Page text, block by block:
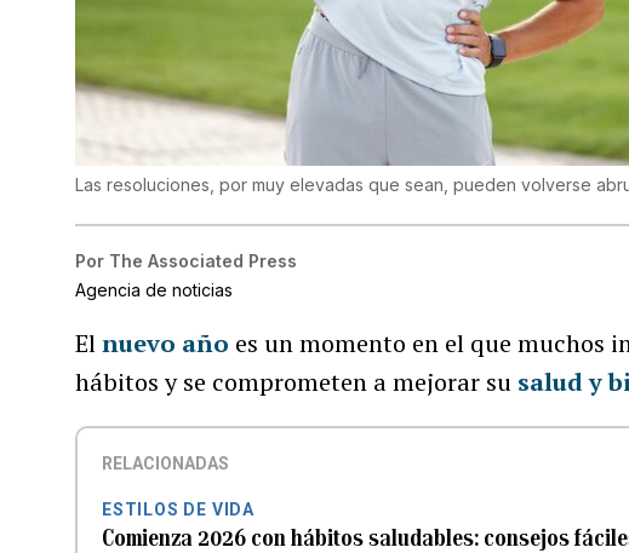
Las resoluciones, por muy elevadas que sean, pueden volverse
Por The Associated Press
Agencia de noticias
Elnuevo año es un momento en el que muchos
hábitos y se comprometen a mejorar su salud y
RELACIONADAS
ESTILOS DE VIDA
Comienza 2026 con hábitos saludables: consejos